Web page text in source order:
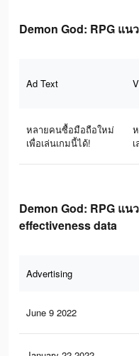
Demon God: RPG แ
Ad Text
หลายคนซื้อมือถือใหม่
เพื่อเล่นเกมนี้ได้!
Demon God: RPG แ
effectiveness data
Advertising
June 9 2022